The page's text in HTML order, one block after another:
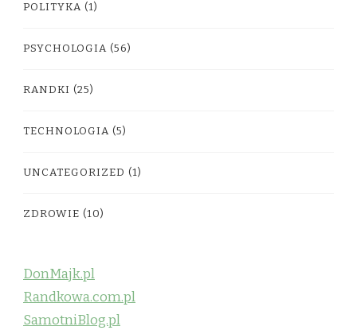
POLITYKA (1)
PSYCHOLOGIA (56)
RANDKI (25)
TECHNOLOGIA (5)
UNCATEGORIZED (1)
ZDROWIE (10)
DonMajk.pl
Randkowa.com.pl
SamotniBlog.pl